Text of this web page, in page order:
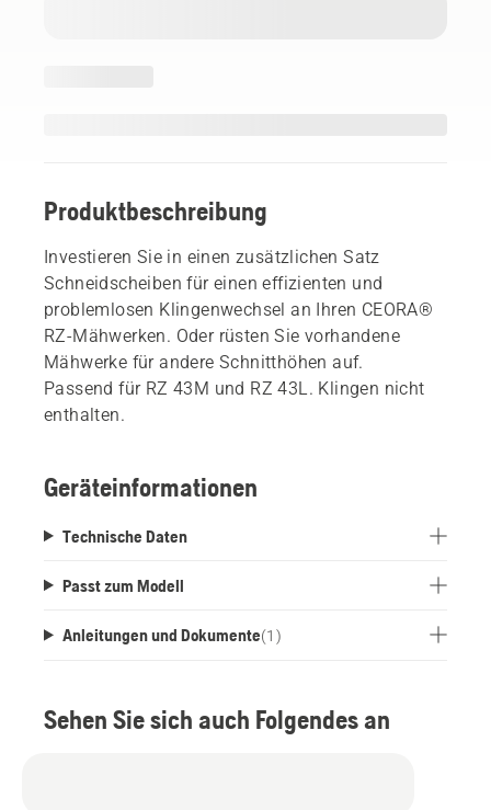
Produktbeschreibung
Investieren Sie in einen zusätzlichen Satz
Schneidscheiben für einen effizienten und
problemlosen Klingenwechsel an Ihren CEORA®
RZ-Mähwerken. Oder rüsten Sie vorhandene
Mähwerke für andere Schnitthöhen auf.
Passend für RZ 43M und RZ 43L. Klingen nicht
enthalten.
Geräteinformationen
Technische Daten
Passt zum Modell
Anleitungen und Dokumente(1 )
Sehen Sie sich auch Folgendes an